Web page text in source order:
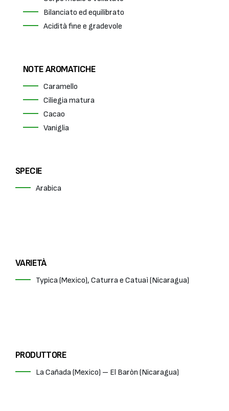
Bilanciato ed equilibrato
Acidità fine e gradevole
NOTE AROMATICHE
Caramello
Ciliegia matura
Cacao
Vaniglia
SPECIE
Arabica
VARIETÀ
Typica (Mexico), Caturra e Catuaì (Nicaragua)
PRODUTTORE
La Cañada (Mexico) – El Baròn (Nicaragua)